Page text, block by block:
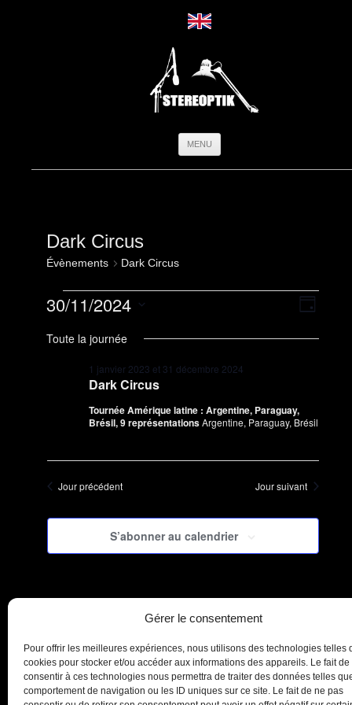
Gérer le consentement
Pour offrir les meilleures expériences, nous utilisons des technologies telles
cookies pour stocker et/ou accéder aux informations des appareils. Le fait de
consentir à ces technologies nous permettra de traiter des données telles
comportement de navigation ou les ID uniques sur ce site. Le fait de ne pas
MENU
Dark Circus
Évènements Dark Circus
for
2024
Navigation
parde
Jour
30/11/2024
une
date.
Toute la journée
Dark Circus
1 janvier 2023 et 31 décembre 2024
Tournée Amérique latine : Argentine, Paraguay,
Brésil, 9 représentationsArgentine, Paraguay, Brésil
Jour précédent Jour suivant
S’abonner au calendrier